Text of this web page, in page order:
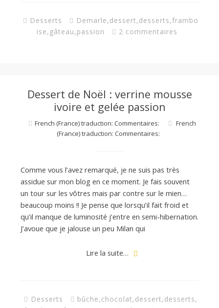
Desserts Demarle,dessert,desserts,frambo
ise, gâteau,passion 2 commentaires
Dessert de Noël : verrine mousse
ivoire et gelée passion
French (France) traduction: Commentaires:
French
(France) traduction: Commentaires:
Comme vous l’avez remarqué, je ne suis pas très
assidue sur mon blog en ce moment. Je fais souvent
un tour sur les vôtres mais par contre sur le mien…
beaucoup moins !! Je pense que lorsqu’il fait froid et
qu’il manque de luminosité j’entre en semi-hibernation.
J’avoue que je jalouse un peu Milan qui
Lire la suite…
Desserts bûche,chocolat,dessert,desserts,